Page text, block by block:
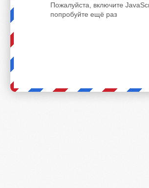
Пожалуйста, включите
попробуйте ещё раз